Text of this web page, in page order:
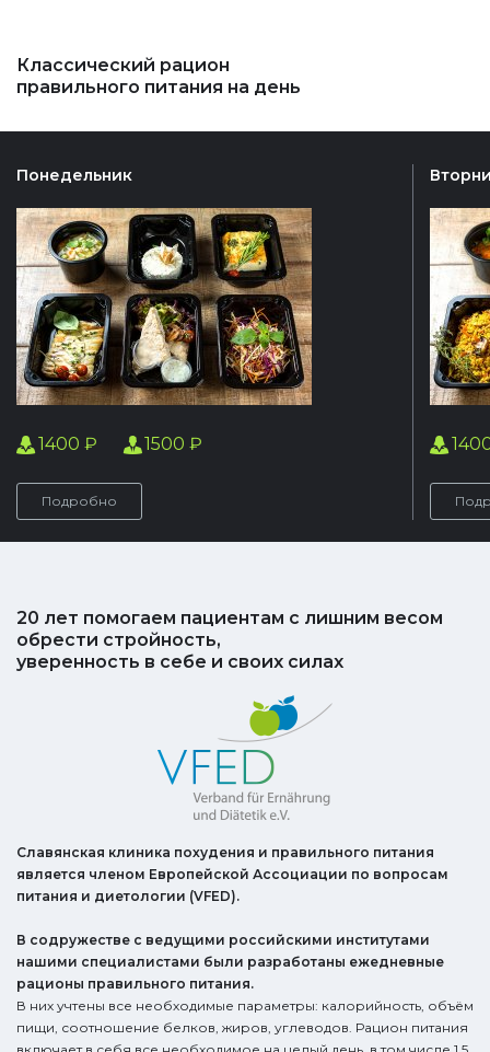
Классический рацион
правильного питания на день
Понедельник
1400 ₽ 1500 ₽
Подробно
20 лет помогаем пациентам с лишним весом
обрести стройность,
уверенность в себе и своих силах
Славянская клиника похудения и правильного питания
является членом Европейской Ассоциации по вопросам
питания и диетологии (VFED).
В содружестве с ведущими российскими институтами
нашими специалистами были разработаны ежедневные
рационы правильного питания.
В них учтены все необходимые параметры: калорийность, объём
пищи, соотношение белков, жиров, углеводов. Рацион питания